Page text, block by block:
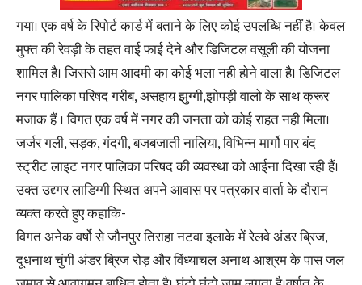
गया। एक वर्ष के रिपोर्ट कार्ड में बताने के लिए कोई उपलब्धि नहीं है। केवल
मुफ्त की रेवड़ी के तहत वाई फाई देने और डिजिटल वसूली की योजना
शामिल है। जिससे आम आदमी का कोई भला नही होने वाला है। डिजिटल
नगर पालिका परिषद गरीब, असहाय झुग्गी,झोपड़ी वालो के साथ क्रूर
मजाक हैं । विगत एक वर्ष में नगर की जनता को कोई राहत नही मिला।
जर्जर गली, सड़क, गंदगी, बजबजाती नालिया, विभिन्न मार्गो पार बंद
स्ट्रीट लाइट नगर पालिका परिषद की व्यवस्था को आईना दिखा रही हैं।
उक्त उद्द्गर लाडिग्गी स्थित अपने आवास पर पत्रकार वार्ता के दौरान
व्यक्त करते हुए कहाकि-
विगत अनेक वर्षो से जौनपुर तिराहा नटवा इलाके में रेलवे अंडर ब्रिज,
दूधनाथ चुंगी अंडर ब्रिज रोड़ और विंध्याचल अनाथ आश्रम के पास जल